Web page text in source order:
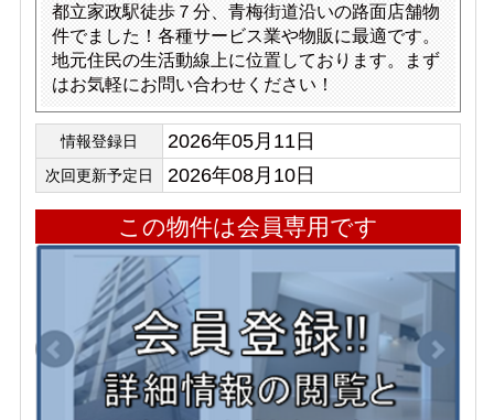
都立家政駅徒歩７分、青梅街道沿いの路面店舗物
件でました！各種サービス業や物販に最適です。
地元住民の生活動線上に位置しております。まず
はお気軽にお問い合わせください！
情報登録日 2026年05月11日
次回更新予定日 2026年08月10日
この物件は会員専用です